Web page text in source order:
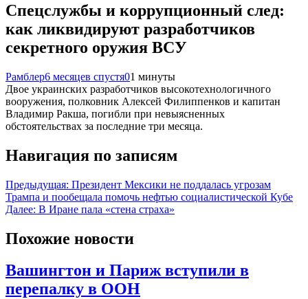
Спецслужбы и коррупционный след:
как ликвидируют разработчиков
секретного оружия ВСУ
Рамблер6 месяцев спустя01 минуты
Двое украинских разработчиков высокотехнологичного
вооружения, полковник Алексей Филиппенков и капитан
Владимир Ракша, погибли при невыясненных
обстоятельствах за последние три месяца.
Навигация по записям
Предыдущая: Президент Мексики не поддалась угрозам
Трампа и пообещала помочь нефтью социалистической Кубе
Далее: В Иране пала «стена страха»
Похожие новости
Вашингтон и Париж вступили в
перепалку в ООН